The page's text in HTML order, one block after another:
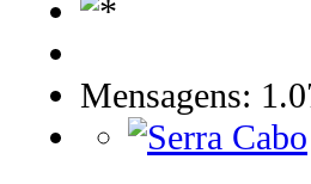
Mensagens: